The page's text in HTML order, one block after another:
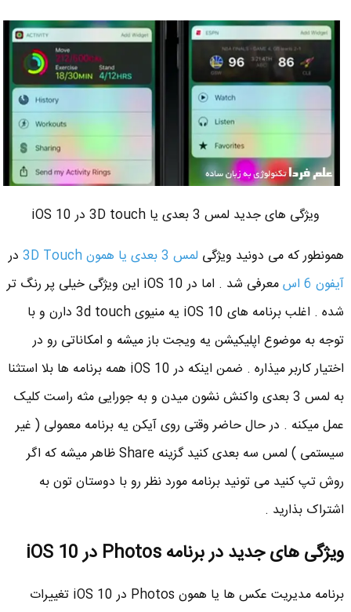
ویژگی های جدید لمس 3 بعدی یا 3D touch در iOS 10
همونطور که می دونید ویژگی لمس 3 بعدی یا همون 3D Touch
در
آیفون 6 اس
معرفی شد . اما در iOS 10 این ویژگی خیلی پر رنگ تر
شده . اغلب برنامه های iOS 10 یه منیوی 3d touch دارن و با
توجه به موضوع اپلیکیشن یه ویجت باز میشه و امکاناتی رو در
اختیار کاربر میذاره . ضمن اینکه در iOS 10 همه برنامه ها بلا استثنا
به لمس 3 بعدی واکنش نشون میدن و به جورایی مثه راست کلیک
عمل میکنه . در حال حاضر وقتی روی آیکن یه برنامه معمولی ( غیر
سیستمی ) لمس سه بعدی کنید گزینه Share ظاهر میشه که اگر
روش تپ کنید می تونید برنامه مورد نظر رو با دوستان تون به
اشتراک بذارید .
ویژگی های جدید در برنامه Photos در iOS 10
برنامه مدیریت عکس ها یا همون Photos در iOS 10 تغییرات